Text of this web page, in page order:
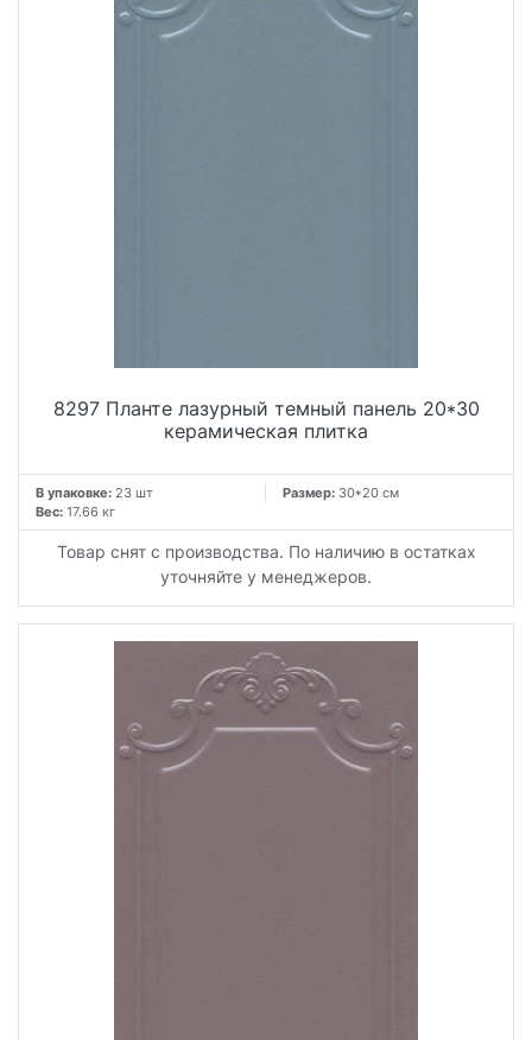
8297 Планте лазурный темный панель 20*30
керамическая плитка
В упаковке: 23 шт Размер: 30*20 см
Вес: 17.66 кг
Товар снят с производства. По наличию в остатках
уточняйте у менеджеров.